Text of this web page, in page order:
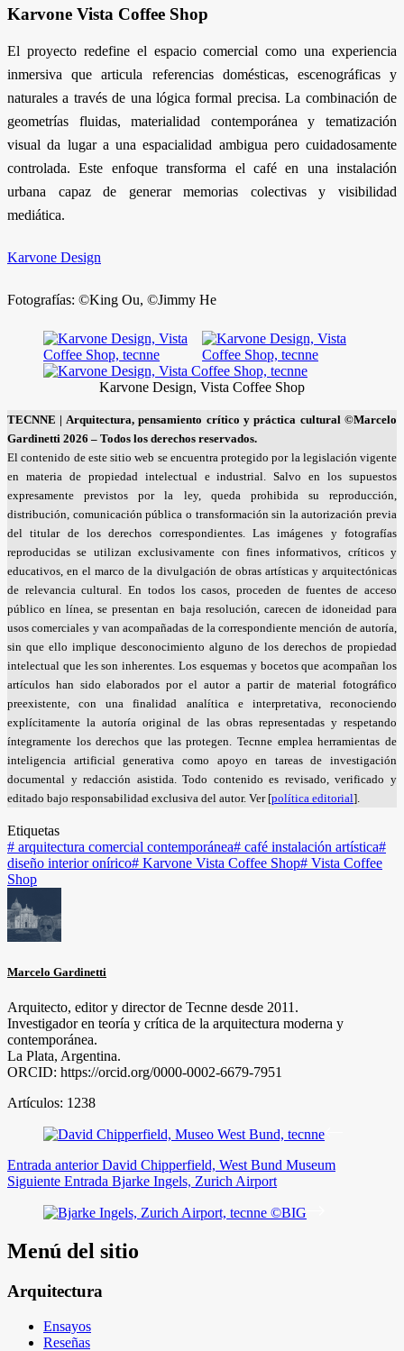
Karvone Vista Coffee Shop
El proyecto redefine el espacio comercial como una experiencia
inmersiva que articula referencias domésticas, escenográficas y
naturales a través de una lógica formal precisa. La combinación de
geometrías fluidas, materialidad contemporánea y tematización
visual da lugar a una espacialidad ambigua pero cuidadosamente
controlada. Este enfoque transforma el café en una instalación
urbana capaz de generar memorias colectivas y visibilidad
mediática.
Karvone Design
Fotografías: ©King Ou, ©Jimmy He
Karvone Design, Vista Coffee Shop
TECNNE | Arquitectura, pensamiento crítico y práctica cultural ©Marcelo
Gardinetti 2026 – Todos los derechos reservados.
El contenido de este sitio web se encuentra protegido por la legislación vigente
en materia de propiedad intelectual e industrial. Salvo en los supuestos
expresamente previstos por la ley, queda prohibida su reproducción,
distribución, comunicación pública o transformación sin la autorización previa
del titular de los derechos correspondientes. Las imágenes y fotografías
reproducidas se utilizan exclusivamente con fines informativos, críticos y
educativos, en el marco de la divulgación de obras artísticas y arquitectónicas
de relevancia cultural. En todos los casos, proceden de fuentes de acceso
público en línea, se presentan en baja resolución, carecen de idoneidad para
usos comerciales y van acompañadas de la correspondiente mención de autoría,
sin que ello implique desconocimiento alguno de los derechos de propiedad
intelectual que les son inherentes. Los esquemas y bocetos que acompañan los
artículos han sido elaborados por el autor a partir de material fotográfico
preexistente, con una finalidad analítica e interpretativa, reconociendo
explícitamente la autoría original de las obras representadas y respetando
íntegramente los derechos que las protegen. Tecnne emplea herramientas de
inteligencia artificial generativa como apoyo en tareas de investigación
documental y redacción asistida. Todo contenido es revisado, verificado y
editado bajo responsabilidad exclusiva del autor. Ver [política editorial].
Etiquetas
# arquitectura comercial contemporánea# café instalación artística#
diseño interior onírico# Karvone Vista Coffee Shop# Vista Coffee
Shop
Marcelo Gardinetti
Arquitecto, editor y director de Tecnne desde 2011.
Investigador en teoría y crítica de la arquitectura moderna y
contemporánea.
La Plata, Argentina.
ORCID: https://orcid.org/0000-0002-6679-7951
Artículos: 1238
Entrada anteriorDavid Chipperfield, West Bund Museum
Siguiente Entrada Bjarke Ingels, Zurich Airport
Menú del sitio
Arquitectura
Ensayos
Reseñas